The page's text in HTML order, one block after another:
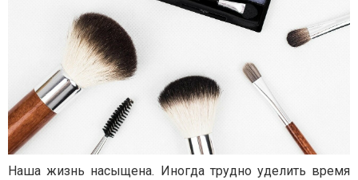
Наша жизнь насыщена. Иногда трудно уделить время